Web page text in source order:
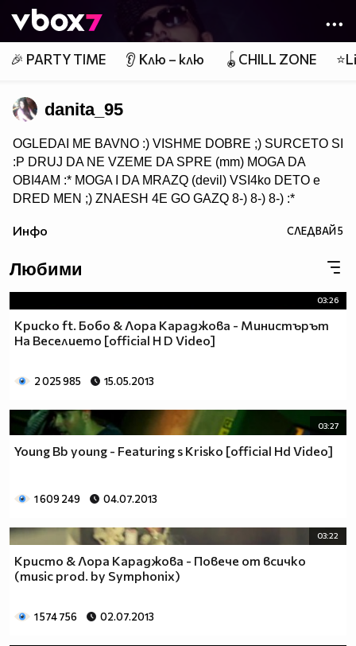
👾
🎉 PARTY TIME 👂 Клю – клю 🪀CHILL ZONE
danita_95
OGLEDAI ME BAVNO :) VISHME DOBRE ;) SURCETO SI
:P DRUJ DA NE VZEME DA SPRE (mm) MOGA DA
OBI4AM :* MOGA I DA MRAZQ (devil) VSI4ko DETO e
DRED MEN ;) ZNAESH 4E GO GAZQ 8-) 8-) 8-) :*
Инфо СЛЕДВАЙ5
Любими
03:26
Криско ft. Бобо & Лора Караджова - Министърът
На Веселието [official H D Video]
2 025 985 15.05.2013
03:27
Young Bb young - Featuring s Krisko [official Hd Video]
1 609 249 04.07.2013
03:22
Кристо & Лора Караджова - Повече от всичко
(music prod. by Symphonix)
1 574 756 02.07.2013